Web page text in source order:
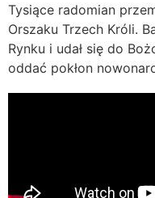
Tysiące radomian
Orszaku Trzech Króli.
Rynku i udał się do
oddać pokłon